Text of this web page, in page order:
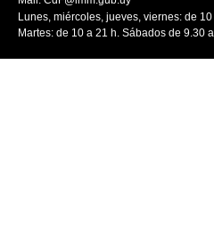
Lunes, miércoles, jueves, viernes: de
Martes: de 10 a 21 h. Sábados de 9.30